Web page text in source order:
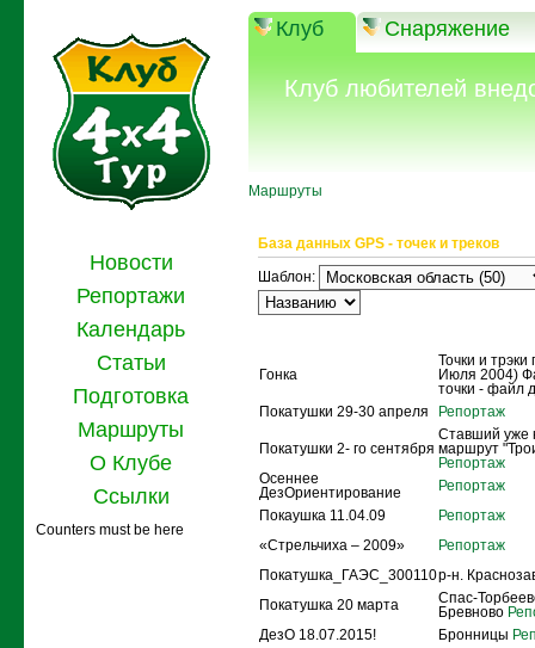
Клуб Снаряжение
Клуб любителей
Маршруты
Новости
Репортажи
Календарь
Статьи
Подготовка
Маршруты
О Клубе
Ссылки
Counters must be here
База данных GPS - точек и треков
Шаблон:
Гонка
Точки и трэки
Июля 2004)
точки - файл
Покатушки 29-30 апреля
Репортаж
Покатушки 2- го сентября
Ставший уже
маршрут
Репортаж
Осеннее
ДезОриентирование
Репортаж
Покаушка 11.04.09
Репортаж
«Стрельчиха – 2009»
Репортаж
Покатушка_ГАЭС_300110р-н.
Покатушка 20 марта
Спас-
Бревново
ДезО 18.07.2015!
Бронницы